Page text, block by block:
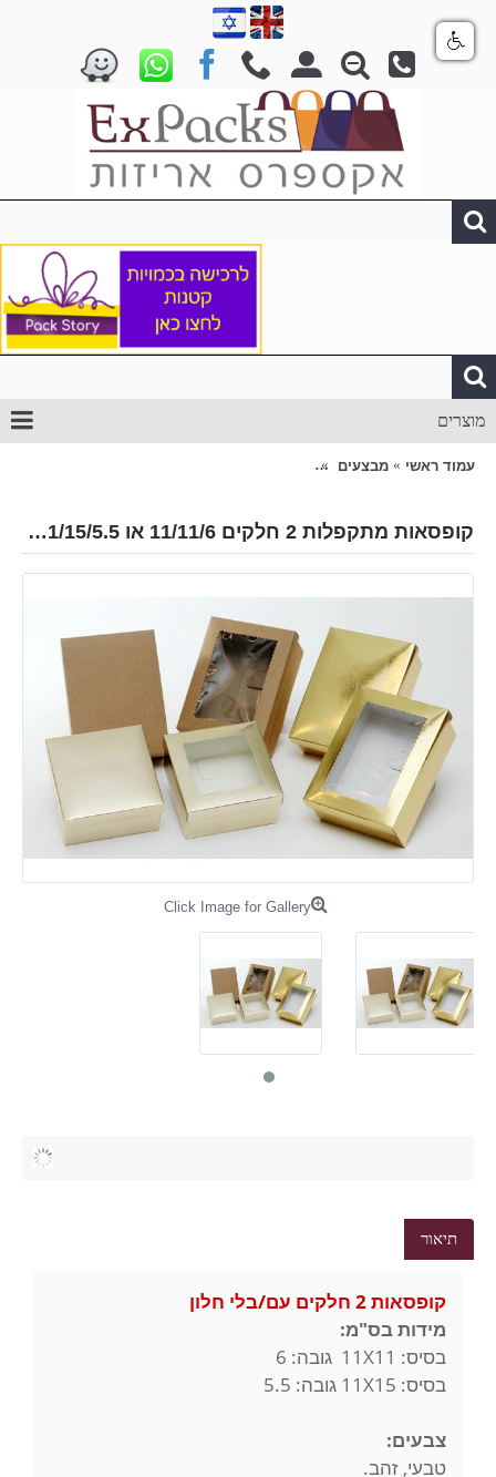
מוצרים
עמוד ראשי מבצעים קופסאות מתקפלות 2 חלקים 11/11/6 או 11/15/5.5 ס"מ עם/בלי חלון
קופסאות מתקפלות 2 חלקים 11/11/6 או 11/15/5.5 ס"מ עם/בלי חלון
Click Image for Gallery
תיאור
קופסאות 2 חלקים עם/בלי חלון
מידות בס"מ:
בסיס: 11X11 גובה: 6
בסיס: 11X15 גובה: 5.5
צבעים:
טבעי, זהב.